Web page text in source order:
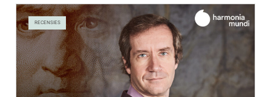
RECENSIES